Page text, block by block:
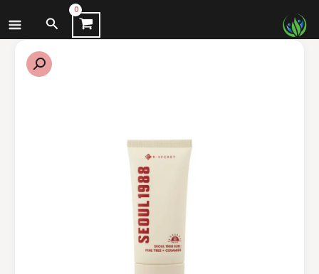
انتقل
إلى
المحتوى
البحث